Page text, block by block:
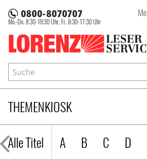
Lorenz
Mo.-Do. 8:30-19:30 Uhr, Fr. 8:30-17:30 Uhr
THEMENKIOSK
Alle Titel
A B C D
Suche
Zeitschriftensuche